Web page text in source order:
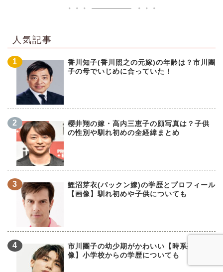
人気記事
香川知子(香川照之の元嫁)の年齢は？市川團
子の母でいじめに合っていた！
櫻井翔の嫁・高内三恵子の顔写真は？子供
の性別や馴れ初めの全経緯まとめ
鯉沼芽衣(パックン嫁)の学歴とプロフィール
【画像】馴れ初めや子供についても
市川團子の幼少期がかわいい【時系列画
像】小学校からの学歴についても